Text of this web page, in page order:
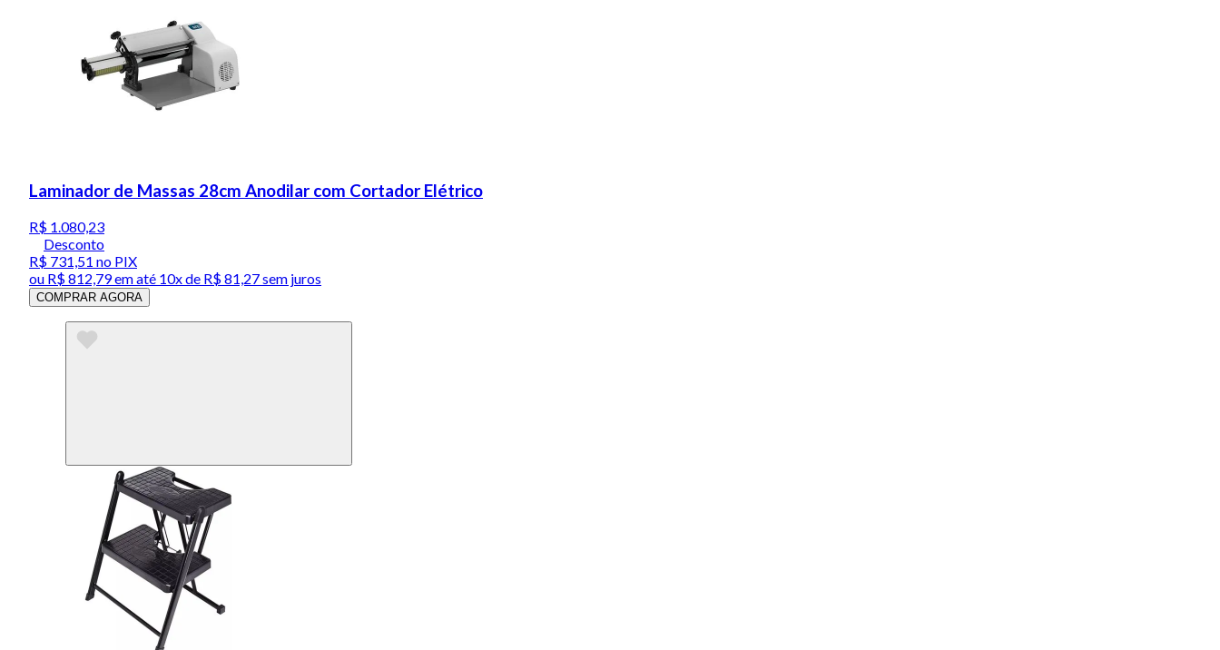
Laminador de Massas 28cm Anodilar com Cortador Elétrico
R$ 1.080,23
Desconto
R$ 731,51 no PIX
ou R$ 812,79em até 10x de R$ 81,27 sem juros
COMPRAR AGORA